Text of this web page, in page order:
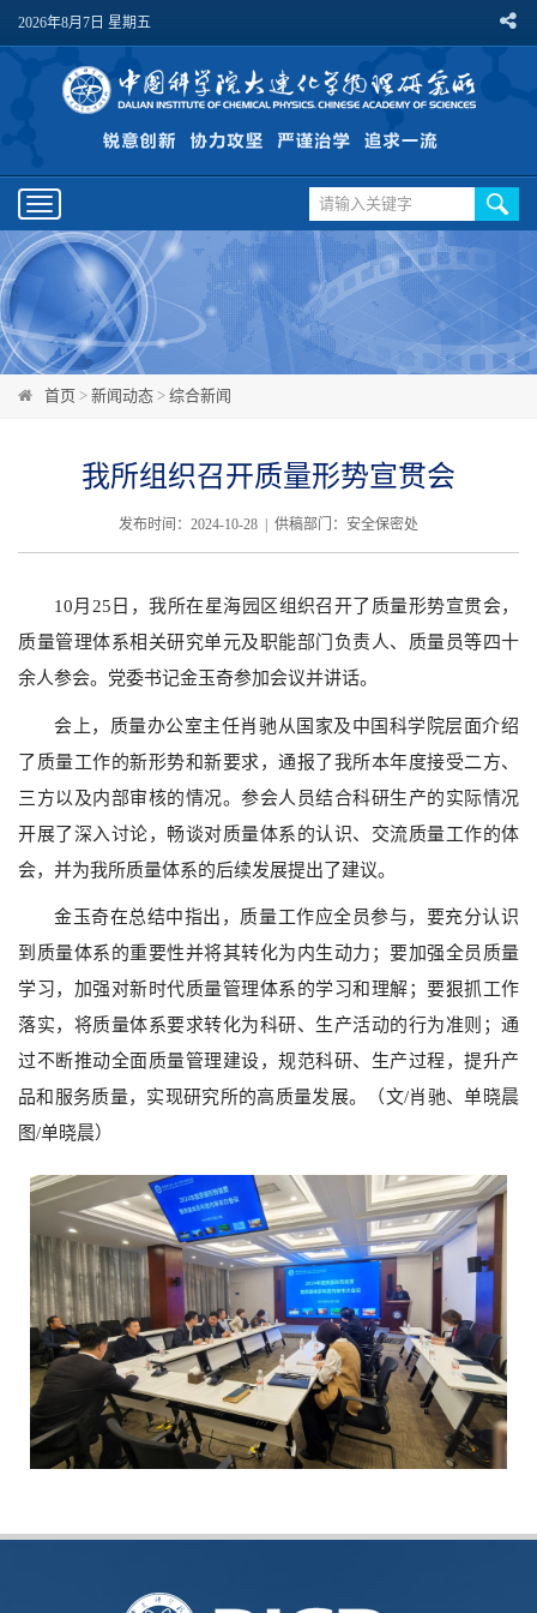
2026年8月7日 星期五
Toggle
navigation
首页 > 新闻动态 > 综合新闻
我所组织召开质量形势宣贯会
发布时间：2024-10-28 | 供稿部门：安全保密处
10月 25 日，我所在星海园区组织召开了质量形势宣贯会，
质量管理体系相关研究单元及职能部门负责人、质量员等四十
余人参会。党委书记金玉奇参加会议并讲话。
会上，质量办公室主任肖驰从国家及中国科学院层面介绍
了 质量工作的新形势和新要求，通报了我所本年度接受二方、
三方以及内部审核的情况。参会人员结合科研生产的实际情况
开展了深入讨论，畅谈对质量体系的认识、交流质量工作的体
会，并为我所质量体系的后续发展提出了建议。
金玉奇在总结中指出，质量工作应全员参与，要充分认识
到质量体系的重要性并将其转化为内生动力；要加强全员质量
学习，加强对新时代质量管理体系的学习和理解；要狠抓工作
落实，将质量体系要求转化为科研、生产活动的行为准则；通
过不断推动全面质量管理建设，规范科研、生产过程，提升产
品和服务质量，实现研究所的高质量发展。（文/肖驰、单晓晨
图/单晓晨）